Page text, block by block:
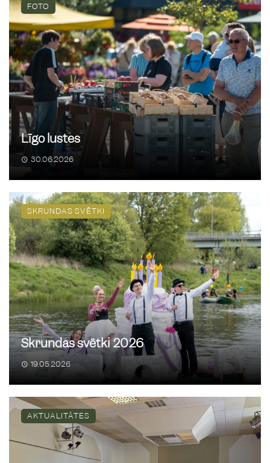
16/08 Krāmu tirgus Skrundā
09:00
Skrundas tirgus laukums
19 08 Basketbola spēle “Mīnusi”
13:00
Skrundas pamatskolas basketbola
laukumā
21/08 Jauniešu skrējiens Skrundā
13:00
Pie Skrundas MJIC
22/08 Koncerts "Roks par brīvību"
Skrundas estrāde
22/08 Roks par Brīvību
20:00
Skrundas pilskalna estrādē
23/08 Kapu svētki Skrundas
pilsētā un pagastā
Skrundas pilsēta un pagasts
Līgo lustes
30.06.2026
FOTO
Skrundas svētki 2026
19.05.2026
SKRUNDAS SVĒTKI
AKTUALITĀTES